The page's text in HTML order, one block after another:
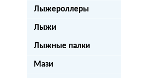
Лыжероллеры
Лыжи
Лыжные палки
Мази